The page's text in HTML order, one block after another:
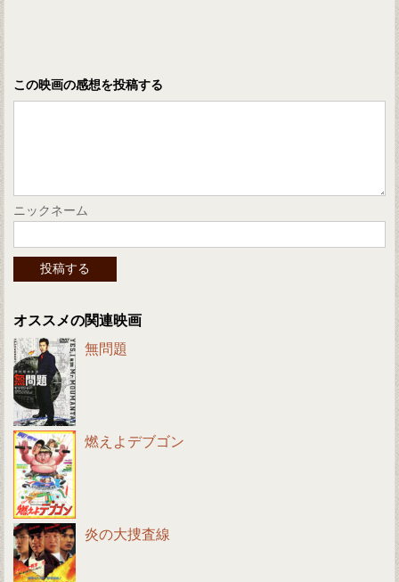
この映画の感想を投稿する
ニックネーム
オススメの関連映画
無問題
燃えよデブゴン
炎の大捜査線